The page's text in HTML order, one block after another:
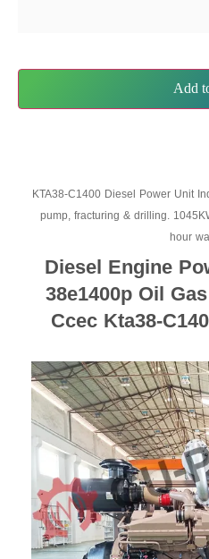
Add
KTA38-C1400 Diesel Power Unit
pump, fracturing & drilling.
hour
Diesel Engine
38e1400p Oil
Ccec Kta38-